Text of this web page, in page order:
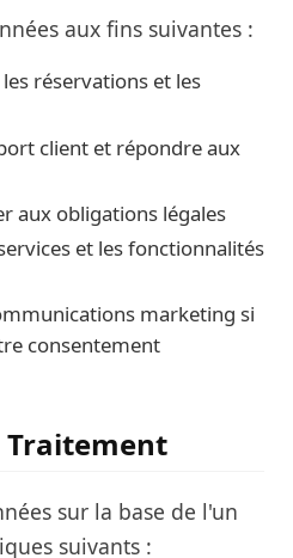
aux fins suivantes :
réservations et les
client et répondre aux
aux obligations légales
et les fonctionnalités
marketing si
consentement
Traitement
sur la base de l'un
suivants :